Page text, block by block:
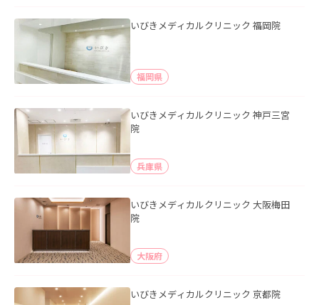
いびきメディカルクリニック 福岡院
福岡県
いびきメディカルクリニック 神戸三宮
院
兵庫県
いびきメディカルクリニック 大阪梅田
院
大阪府
いびきメディカルクリニック 京都院